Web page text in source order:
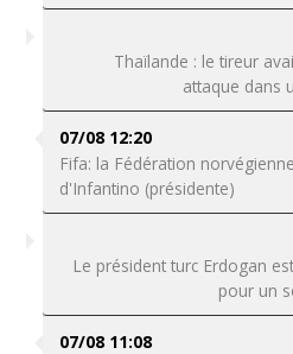
Thaïlande : le tireur
attaque dans
07/08 12:20
Fifa: la Fédération
d'Infantino (présidente)
Le président turc Erdogan
pour un
07/08 11:08